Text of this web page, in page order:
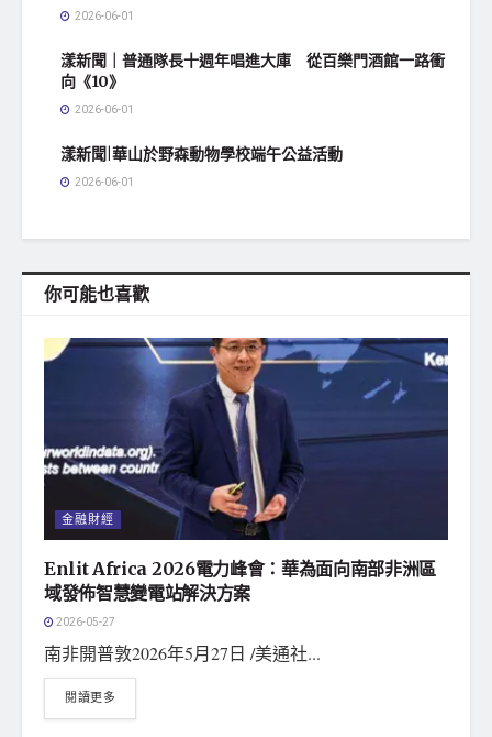
2026-06-01
漾新聞｜普通隊長十週年唱進大庫 從百樂門酒館一路衝
向《10》
2026-06-01
漾新聞|華山於野森動物學校端午公益活動
2026-06-01
你可能也喜歡
金融財經
Enlit Africa 2026電力峰會：華為面向南部非洲區
域發佈智慧變電站解決方案
2026-05-27
南非開普敦2026年5月27日 /美通社...
閱讀更多